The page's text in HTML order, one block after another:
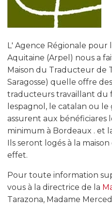
L' Agence Régionale pour
Aquitaine (Arpel) nous a
Maison du Traducteur de
Saragosse) quelle offre
traducteurs travaillant du
lespagnol, le catalan ou
assurent aux bénéficiares
minimum à Bordeaux . et
Ils seront logés à la
effet.
Pour toute information
vous à la directrice de la
Tarazona, Madame